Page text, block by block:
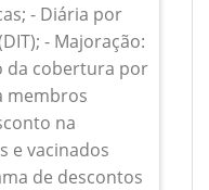
- Diária por
- Majoração:
da cobertura por
membros
na
e vacinados
de descontos